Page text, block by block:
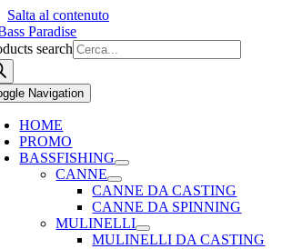
Salta al contenuto
search
Navigation
HOME
PROMO
BASSFISHING
CANNE
CANNE DA CASTING
CANNE DA SPINNING
MULINELLI
MULINELLI DA CASTING